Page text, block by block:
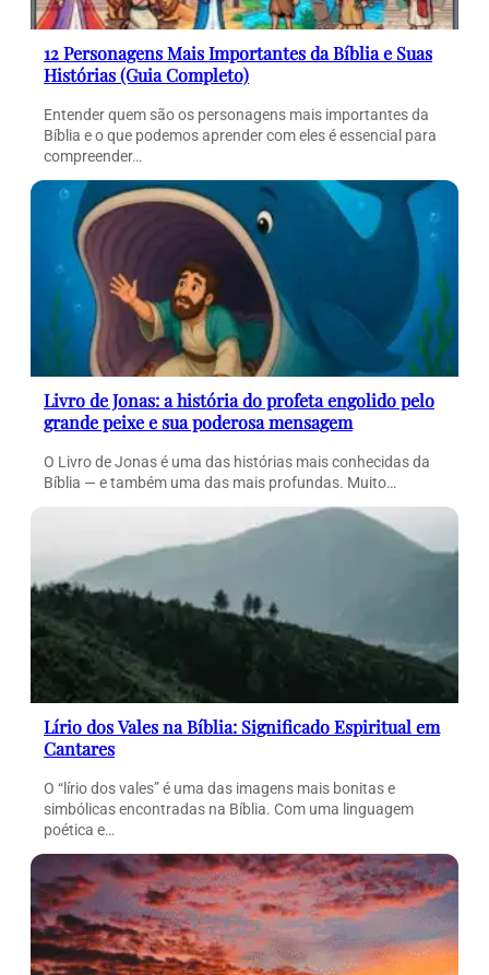
12 Personagens Mais Importantes da Bíblia e Suas
Histórias (Guia Completo)
Entender quem são os personagens mais importantes da
Bíblia e o que podemos aprender com eles é essencial para
compreender…
Livro de Jonas: a história do profeta engolido pelo
grande peixe e sua poderosa mensagem
O Livro de Jonas é uma das histórias mais conhecidas da
Bíblia — e também uma das mais profundas. Muito…
Lírio dos Vales na Bíblia: Significado Espiritual em
Cantares
O “lírio dos vales” é uma das imagens mais bonitas e
simbólicas encontradas na Bíblia. Com uma linguagem
poética e…